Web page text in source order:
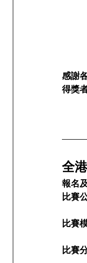
感謝
得獎
全
報名
比賽
比賽
比賽